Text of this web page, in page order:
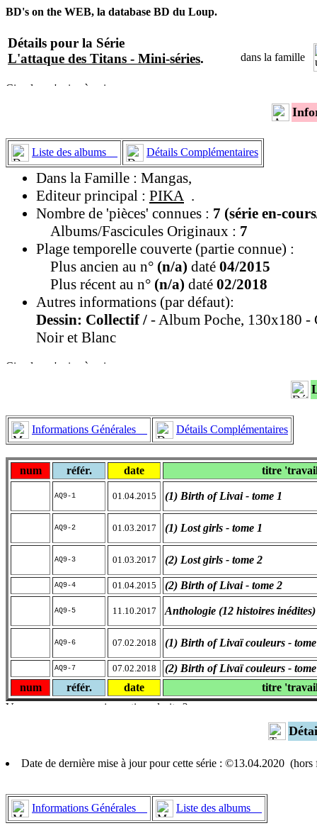
BD's on the WEB, la database BD du Loup.
Détails pour la Série
L'attaque des Titans - Mini-séries. dans la famille
Liste des albums Détails Complémentaires
Dans la Famille : Mangas,
Editeur principal : PIKA .
Nombre de 'pièces' connues : 7 (série en-
Albums/Fascicules Originaux : 7
Plage temporelle couverte (partie connue) :
Plus ancien au n° (n/a) daté 04/2015
Plus récent au n° (n/a) daté 02/2018
Autres informations (par défaut):
Dessin: Collectif / - Album Poche, 130x180 -
Noir et Blanc
Informations Générales Détails Complémentaires
num référ. date titre
AQ9-1 01.04.2015 (1) Birth of Livai - tome 1
AQ9-2 01.03.2017 (1) Lost girls - tome 1
AQ9-3 01.03.2017 (2) Lost girls - tome 2
AQ9-4 01.04.2015 (2) Birth of Livai - tome 2
AQ9-5 11.10.2017 Anthologie (12 histoires inédites)
AQ9-6 07.02.2018 (1) Birth of Livaï couleurs -
AQ9-7 07.02.2018
(2) Birth of Livaï couleurs -
num
référ. date titre
Date de dernière mise à jour pour cette série : ©13.04.2020 (hors
Informations Générales Liste des albums